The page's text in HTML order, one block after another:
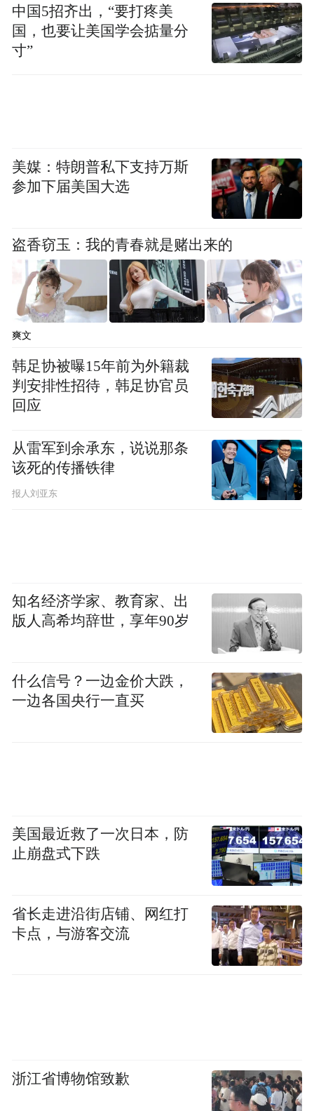
中国5招齐出，“要打疼美
国，也要让美国学会掂量分
寸”
美媒：特朗普私下支持万斯
参加下届美国大选
盗香窃玉：我的青春就是赌出来的
爽文
韩足协被曝15年前为外籍裁
判安排性招待，韩足协官员
回应
从雷军到余承东，说说那条
该死的传播铁律
报人刘亚东
知名经济学家、教育家、出
版人高希均辞世，享年90岁
什么信号？一边金价大跌，
一边各国央行一直买
美国最近救了一次日本，防
止崩盘式下跌
省长走进沿街店铺、网红打
卡点，与游客交流
浙江省博物馆致歉